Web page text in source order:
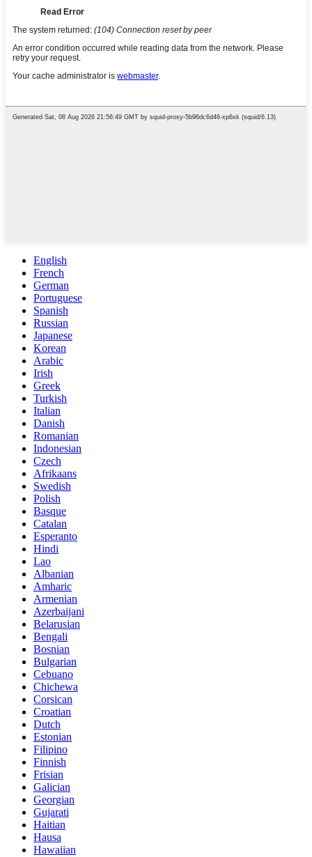
English
French
German
Portuguese
Spanish
Russian
Japanese
Korean
Arabic
Irish
Greek
Turkish
Italian
Danish
Romanian
Indonesian
Czech
Afrikaans
Swedish
Polish
Basque
Catalan
Esperanto
Hindi
Lao
Albanian
Amharic
Armenian
Azerbaijani
Belarusian
Bengali
Bosnian
Bulgarian
Cebuano
Chichewa
Corsican
Croatian
Dutch
Estonian
Filipino
Finnish
Frisian
Galician
Georgian
Gujarati
Haitian
Hausa
Hawaiian